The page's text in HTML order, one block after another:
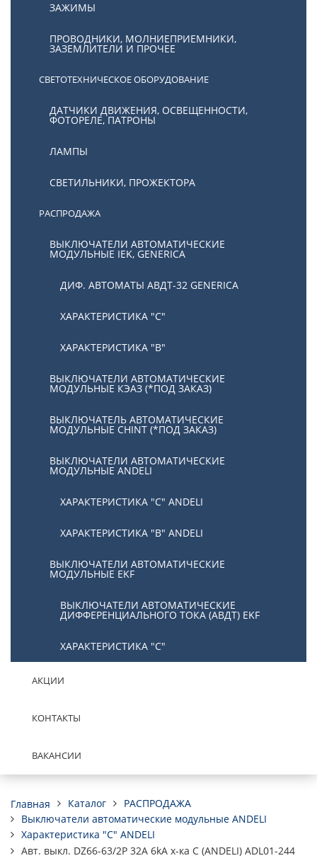
ЗАЖИМЫ
ПРОВОДНИКИ, МОЛНИЕПРИЕМНИКИ,
ЗАЗЕМЛИТЕЛИ И ПРОЧЕЕ
СВЕТОТЕХНИЧЕСКОЕ ОБОРУДОВАНИЕ
ДАТЧИКИ ДВИЖЕНИЯ, ОСВЕЩЕННОСТИ,
ФОТОРЕЛЕ, ПАТРОНЫ
ЛАМПЫ
СВЕТИЛЬНИКИ, ПРОЖЕКТОРА
РАСПРОДАЖА
ВЫКЛЮЧАТЕЛИ АВТОМАТИЧЕСКИЕ
МОДУЛЬНЫЕ IEK, GENERICA
ДИФ. АВТОМАТЫ АВДТ-32 GENERICA
ХАРАКТЕРИСТИКА "С"
ХАРАКТЕРИСТИКА "В"
ВЫКЛЮЧАТЕЛИ АВТОМАТИЧЕСКИЕ
МОДУЛЬНЫЕ КЭАЗ (*ПОД ЗАКАЗ)
ВЫКЛЮЧАТЕЛЬ АВТОМАТИЧЕСКИЕ
МОДУЛЬНЫЕ CHINT (*ПОД ЗАКАЗ)
ВЫКЛЮЧАТЕЛИ АВТОМАТИЧЕСКИЕ
МОДУЛЬНЫЕ ANDELI
ХАРАКТЕРИСТИКА "C" ANDELI
ХАРАКТЕРИСТИКА "B" ANDELI
ВЫКЛЮЧАТЕЛИ АВТОМАТИЧЕСКИЕ
МОДУЛЬНЫЕ EKF
ВЫКЛЮЧАТЕЛИ АВТОМАТИЧЕСКИЕ
ДИФФЕРЕНЦИАЛЬНОГО ТОКА (АВДТ) EKF
ХАРАКТЕРИСТИКА "С"
АКЦИИ
КОНТАКТЫ
ВАКАНСИИ
Главная Каталог
РАСПРОДАЖА
Выключатели автоматические модульные ANDELI
Характеристика "C" ANDELI
Авт. выкл. DZ66-63/2P 32A 6kA х-ка C (ANDELI) ADL01-244